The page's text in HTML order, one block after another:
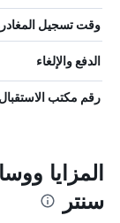
وقت تسجيل
الدفع والإلغاء
رقم مكتب الاستقبال
المزايا
سنتر